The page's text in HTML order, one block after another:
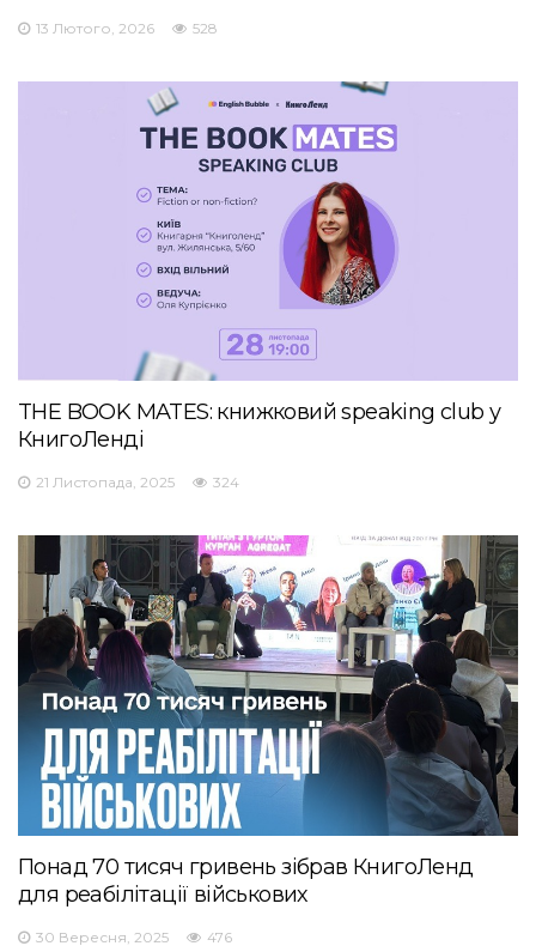
13 Лютого, 2026 528
THE BOOK MATES: книжковий speaking club у
КнигоЛенді
21 Листопада, 2025 324
Понад 70 тисяч гривень зібрав КнигоЛенд
для реабілітації військових
30 Вересня, 2025 476